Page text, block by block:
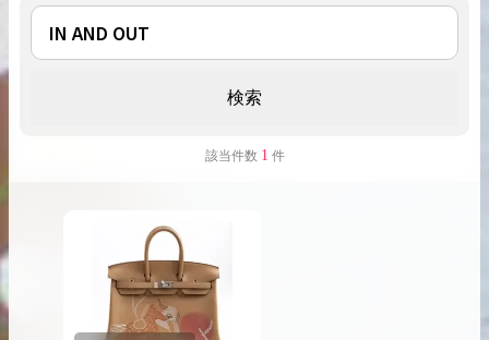
お申込み
検索
該当件数 1 件